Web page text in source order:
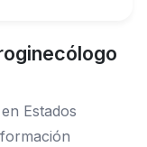
Estados